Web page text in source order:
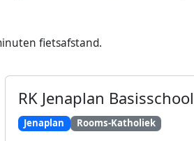
fietsafstand.
RK Jenaplan
Jenaplan Rooms-Katholiek